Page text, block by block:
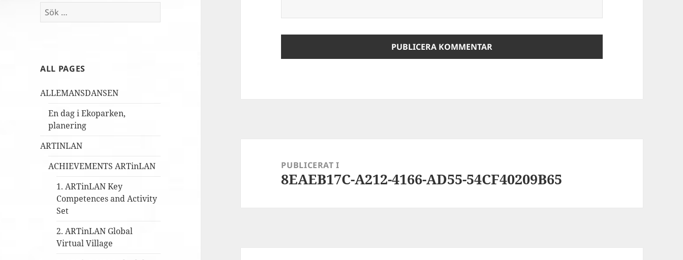
Sök
efter:
ALL PAGES
ALLEMANSDANSEN
En dag i Ekoparken,
planering
ARTINLAN
ACHIEVEMENTS ARTinLAN
1. ARTinLAN Key
Competences and Activity
Set
2. ARTinLAN Global
Virtual Village
PUBLICERAT I
8EAEB17C-A212-4166-AD55-54CF40209B65